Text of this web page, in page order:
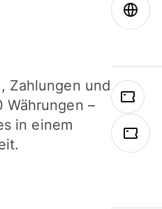
Zahlungen und
Währungen –
in einem